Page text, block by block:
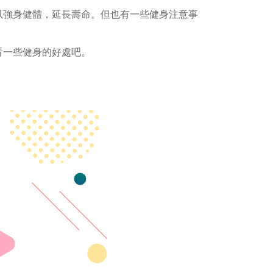
身健體，延長壽命。但也有一些健身注意事
些健身的好處吧。